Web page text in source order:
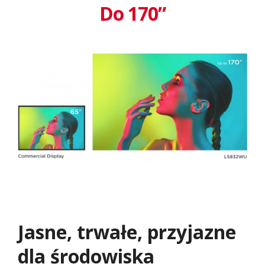
Do 170”
Jasne, trwałe, przyjazne
dla środowiska